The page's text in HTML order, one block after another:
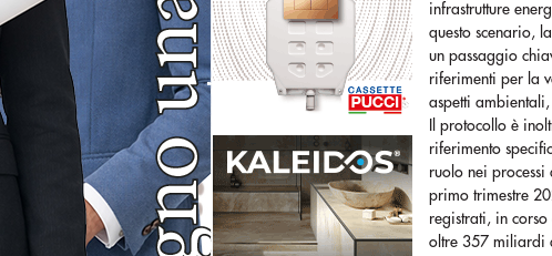
infrastrutture
questo scenario,
un passaggio
riferimenti per la
aspetti
Il protocollo è
riferimento
ruolo nei
primo trimestre
registrati, in
oltre 357 miliardi